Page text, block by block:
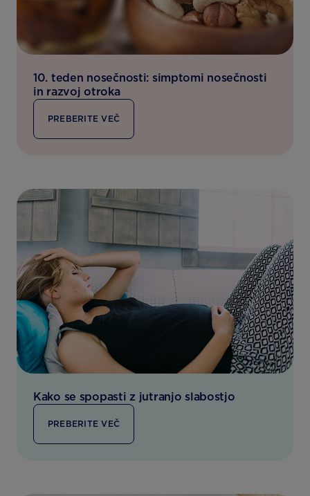
10. teden nosečnosti: simptomi nosečnosti
in razvoj otroka
PREBERITE VEČ
Kako se spopasti z jutranjo slabostjo
PREBERITE VEČ